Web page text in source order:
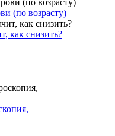
(по возрасту)
как снизить?